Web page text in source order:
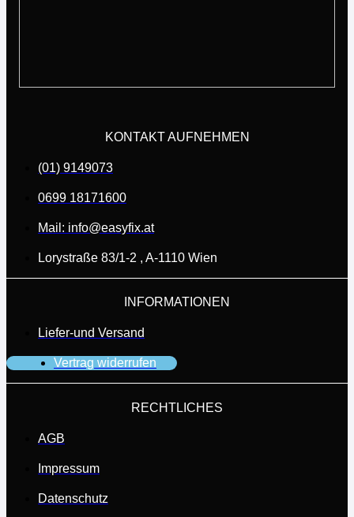
KONTAKT AUFNEHMEN
(01) 9149073
0699 18171600
Mail: info@easyfix.at
Lorystraße 83/1-2 , A-1110 Wien
INFORMATIONEN
Liefer-und Versand
Vertrag widerrufen
RECHTLICHES
AGB
Impressum
Datenschutz